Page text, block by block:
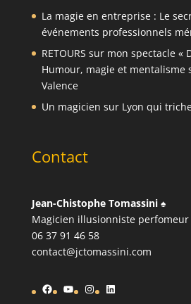
La magie en entreprise : Le
événements professionnels
RETOURS sur mon spectacle «
Humour, magie et mentalisme
Valence
Un magicien sur Lyon qui
Contact
Jean-Chistophe Tomassini ♠️
Magicien illusionniste
06 37 91 46 58
contact@jctomassini.com
Facebook
YouTube
Instagram
LinkedIn